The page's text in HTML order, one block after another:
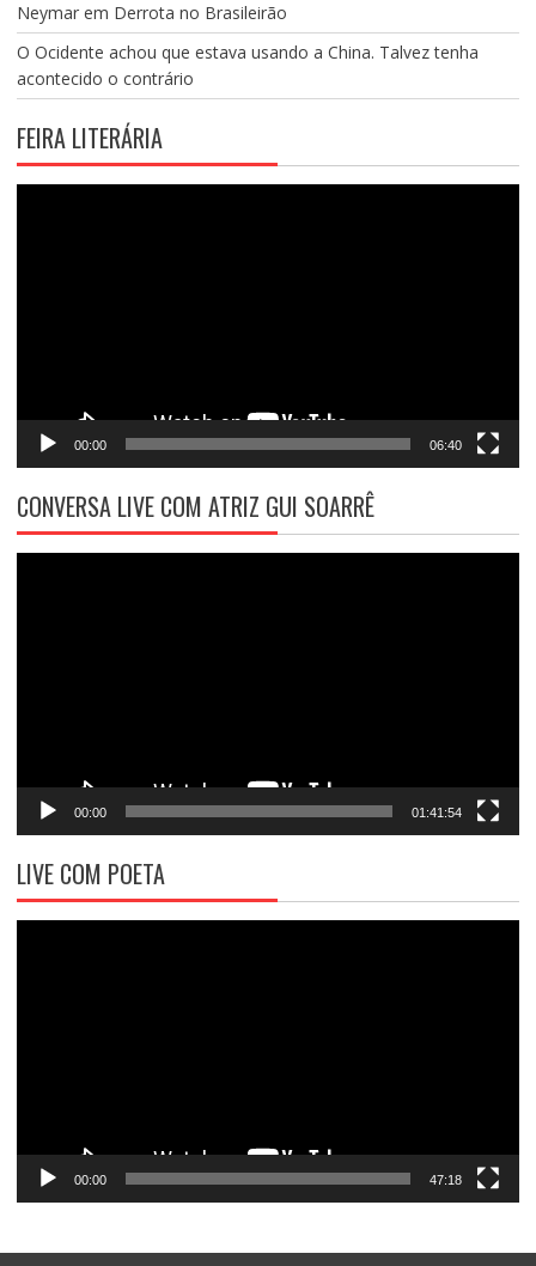
Neymar em Derrota no Brasileirão
O Ocidente achou que estava usando a China. Talvez tenha
acontecido o contrário
FEIRA LITERÁRIA
00:00 06:40
CONVERSA LIVE COM ATRIZ GUI SOARRÊ
00:00 01:41:54
LIVE COM POETA
00:00 47:18